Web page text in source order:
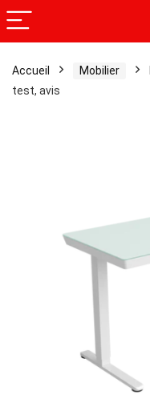
Accueil Mobilier
test, avis